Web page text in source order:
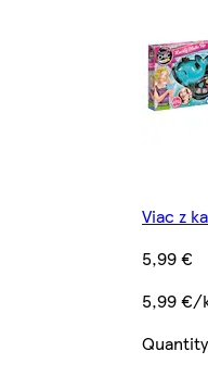
Viac z
5,99 €
5,99 €/